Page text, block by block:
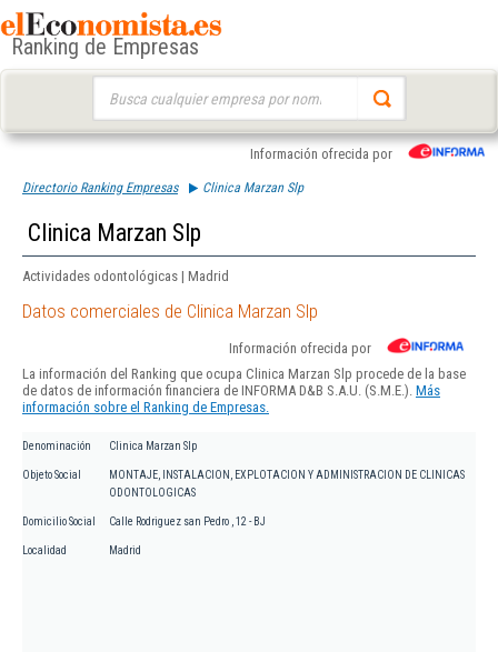
Ranking de Empresas
Información ofrecida por
Directorio Ranking Empresas Clinica Marzan Slp
Clinica Marzan Slp
Actividades odontológicas | Madrid
Datos comerciales de Clinica Marzan Slp
Información ofrecida por
La información del Ranking que ocupa Clinica Marzan Slp procede de la base
de datos de información financiera de INFORMA D&B S.A.U. (S.M.E.). Más
información sobre el Ranking de Empresas.
Denominación Clinica Marzan Slp
Objeto Social
MONTAJE, INSTALACION, EXPLOTACION Y ADMINISTRACION DE CLINICAS
ODONTOLOGICAS
Domicilio Social Calle Rodriguez san Pedro , 12 - BJ
Localidad Madrid